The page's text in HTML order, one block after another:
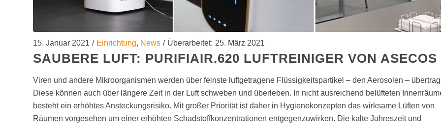
15. Januar 2021 / Einrichtung, News / Überarbeitet: 25. März 2021
SAUBERE LUFT: PURIFIAIR.620 LUFTREINIGER VON ASECOS
Viren und andere Mikroorganismen werden über feinste luftgetragene Flüssigkeitspartikel – den Aerosolen –
Diese können auch über längere Zeit in der Luft schweben und überleben. In nicht ausreichend belüfteten
besteht ein erhöhtes Ansteckungsrisiko. Mit großer Priorität ist daher in Hygienekonzepten das wirksame Lüften von
Räumen vorgesehen um einer erhöhten Schadstoffkonzentrationen entgegenzuwirken. Die kalte Jahreszeit und